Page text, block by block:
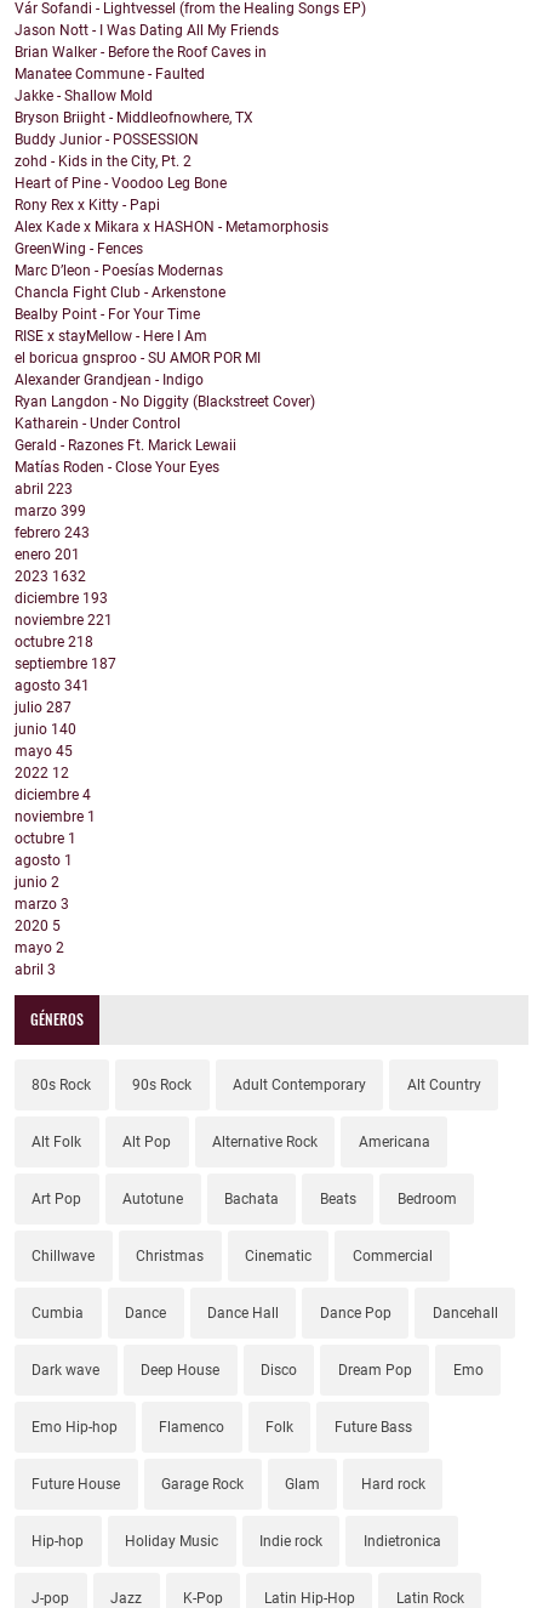
Vár Sofandi - Lightvessel (from the Healing Songs EP)
Jason Nott - I Was Dating All My Friends
Brian Walker - Before the Roof Caves in
Manatee Commune - Faulted
Jakke - Shallow Mold
Bryson Briight - Middleofnowhere, TX
Buddy Junior - POSSESSION
zohd - Kids in the City, Pt. 2
Heart of Pine - Voodoo Leg Bone
Rony Rex x Kitty - Papi
Alex Kade x Mikara x HASHON - Metamorphosis
GreenWing - Fences
Marc D’leon - Poesías Modernas
Chancla Fight Club - Arkenstone
Bealby Point - For Your Time
RISE x stayMellow - Here I Am
el boricua gnsproo - SU AMOR POR MI
Alexander Grandjean - Indigo
Ryan Langdon - No Diggity (Blackstreet Cover)
Katharein - Under Control
Gerald - Razones Ft. Marick Lewaii
Matías Roden - Close Your Eyes
abril 223
marzo 399
febrero 243
enero 201
2023 1632
diciembre 193
noviembre 221
octubre 218
septiembre 187
agosto 341
julio 287
junio 140
mayo 45
2022 12
diciembre 4
noviembre 1
octubre 1
agosto 1
junio 2
marzo 3
2020 5
mayo 2
abril 3
GÉNEROS
80s Rock 90s Rock Adult Contemporary Alt Country
Alt Folk Alt Pop Alternative Rock Americana
Art Pop Autotune Bachata Beats Bedroom
Chillwave Christmas Cinematic Commercial
Cumbia Dance Dance Hall Dance Pop Dancehall
Dark wave Deep House Disco Dream Pop Emo
Emo Hip-hop Flamenco Folk Future Bass
Future House Garage Rock Glam Hard rock
Hip-hop Holiday Music Indie rock Indietronica
J-pop Jazz K-Pop Latin Hip-Hop Latin Rock